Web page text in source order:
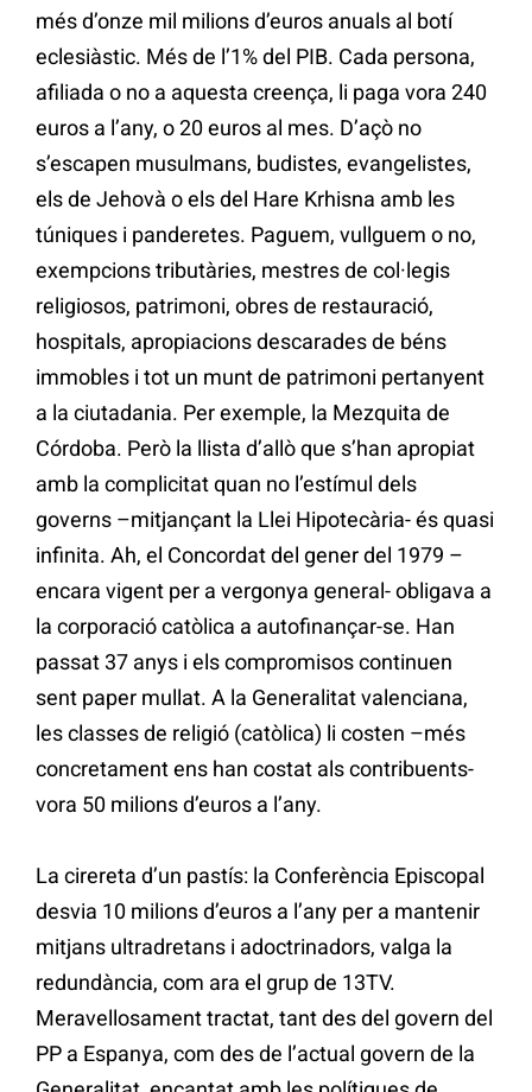
més d’onze mil milions d’euros anuals al botí
eclesiàstic. Més de l’1% del PIB. Cada persona,
afiliada o no a aquesta creença, li paga vora 240
euros a l’any, o 20 euros al mes. D’açò no
s’escapen musulmans, budistes, evangelistes,
els de Jehovà o els del Hare Krhisna amb les
túniques i panderetes. Paguem, vullguem o no,
exempcions tributàries, mestres de col·legis
religiosos, patrimoni, obres de restauració,
hospitals, apropiacions descarades de béns
immobles i tot un munt de patrimoni pertanyent
a la ciutadania. Per exemple, la Mezquita de
Córdoba. Però la llista d’allò que s’han apropiat
amb la complicitat quan no l’estímul dels
governs –mitjançant la Llei Hipotecària- és quasi
infinita. Ah, el Concordat del gener del 1979 –
encara vigent per a vergonya general- obligava a
la corporació catòlica a autofinançar-se. Han
passat 37 anys i els compromisos continuen
sent paper mullat. A la Generalitat valenciana,
les classes de religió (catòlica) li costen –més
concretament ens han costat als contribuents-
vora 50 milions d’euros a l’any.
La cirereta d’un pastís: la Conferència Episcopal
desvia 10 milions d’euros a l’any per a mantenir
mitjans ultradretans i adoctrinadors, valga la
redundància, com ara el grup de 13TV.
Meravellosament tractat, tant des del govern del
PP a Espanya, com des de l’actual govern de la